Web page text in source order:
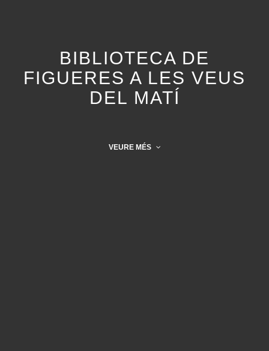
BIBLIOTECA DE
FIGUERES A LES VEUS
DEL MATÍ
VEURE MÉS